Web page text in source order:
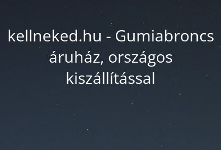
kellneked.hu - Gumiabroncs
áruház, országos
kiszállítással